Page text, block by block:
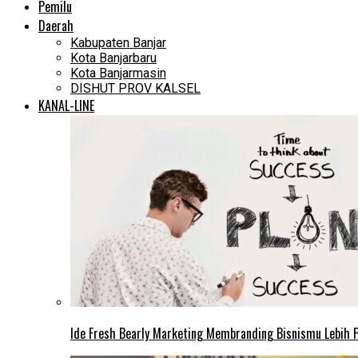
Pemilu
Daerah
Kabupaten Banjar
Kota Banjarbaru
Kota Banjarmasin
DISHUT PROV KALSEL
KANAL-LINE
Ide Fresh Bearly Marketing Membranding Bisnismu Lebih